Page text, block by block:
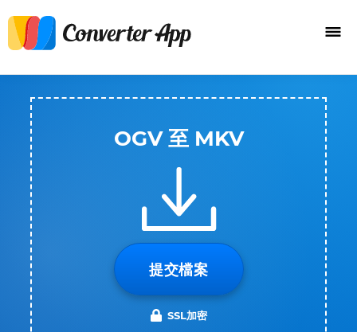
OGV 至 MKV
提交檔案
SSL加密